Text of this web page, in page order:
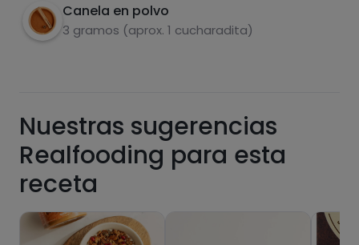
Canela en polvo
3 gramos (aprox. 1 cucharadita)
Hazte PLUS para ver la información nutricional
Nuestras sugerencias
Realfooding para esta
receta